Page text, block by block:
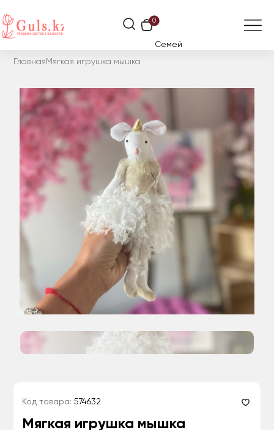
0
Семей
Главная Мягкая игрушка мышка
Код товара: 574632
Мягкая игрушка мышка